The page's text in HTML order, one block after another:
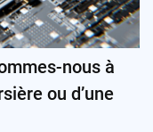
nous à
ou d’une